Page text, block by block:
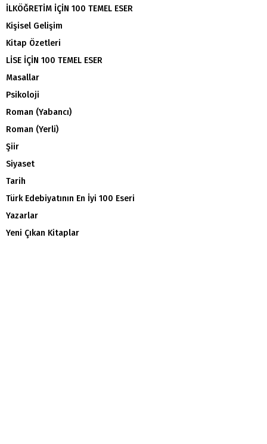
İLKÖĞRETİM İÇİN 100 TEMEL ESER
Kişisel Gelişim
Kitap Özetleri
LİSE İÇİN 100 TEMEL ESER
Masallar
Psikoloji
Roman (Yabancı)
Roman (Yerli)
Şiir
Siyaset
Tarih
Türk Edebiyatının En İyi 100 Eseri
Yazarlar
Yeni Çıkan Kitaplar